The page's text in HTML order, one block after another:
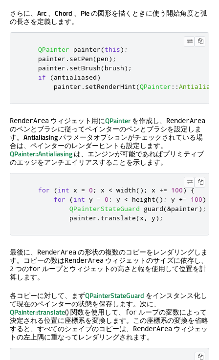
さらに、 Arc、 Chord 、 Pieの図形を描くときに使う開始角度と弧
の長さを定義します。
QPainter painter(this);
    painter
. setPen(pen);
    painter
. setBrush(brush);
if
(antialiased)
        painter
. setRenderHint(QPainter ::
RenderArea ウィジェット用にQPainterを作成し、 RenderArea
のペンとブラシに従ってペインターのペンとブラシを設定しま
す。 Antialiasingパラメータオプションがチェックされている場
合は、ペインターのレンダーヒントも設定します。
QPainter::Antialiasingは、エンジンが可能であればプリミティブ
のエッジをアンチエイリアスすることを示します。
for (int x = 0 ; x < width(); x += 100)
{
for
(int y = 0 ; y < height(); y += 100)
QPainterStateGuard guard(&painter);
            painter
. translate(x , y);
最後に、 RenderArea の形状の複数のコピーをレンダリングしま
す。コピーの数はRenderArea ウィジェットのサイズに依存し、
2 つのfor ループとウィジェットの高さと幅を使用して位置を計
算します。
各コピーに対して、まずQPainterStateGuard をインスタンス化し
て現在のペインターの状態を保存します。次に、
QPainter::translate() 関数を使用して、 for ループの変数によって
決定される位置に座標系を変換します。この座標系の変換を省略
すると、すべてのシェイプのコピーは、 RenderArea ウィジェッ
トの左上隅に重なってレンダリングされます。